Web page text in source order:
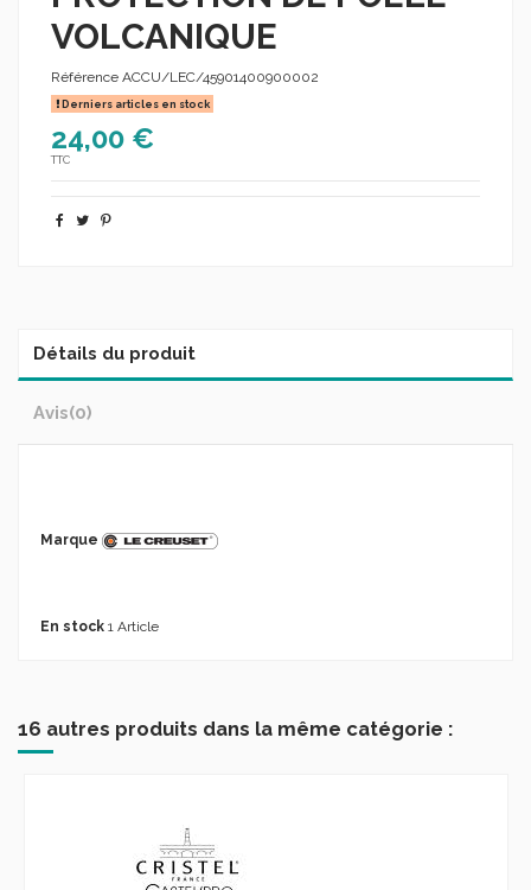
VOLCANIQUE
Référence ACCU/LEC/45901400900002
Derniers articles en stock
24,00 €
TTC
Détails du produit
Avis(0)
Marque
En stock 1 Article
16 autres produits dans la même catégorie :